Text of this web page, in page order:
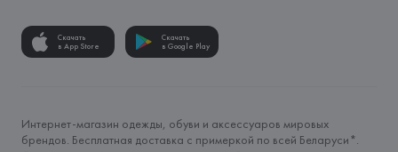
Скачать
в App Store
Скачать
в Google Play
Интернет-магазин одежды, обуви и аксессуаров мировых
брендов. Бесплатная доставка с примеркой по всей Беларуси*.